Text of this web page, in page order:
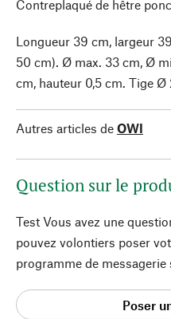
Contreplaqué de hêtre
Longueur 39 cm, largeur
50 cm). Ø max. 33 cm, Ø
cm, hauteur 0,5 cm. Tige Ø
Autres articles de OWI
Question sur le
Test Vous avez une
pouvez volontiers poser
programme de messagerie
Poser